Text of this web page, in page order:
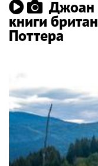
Джоан
книги
Поттера